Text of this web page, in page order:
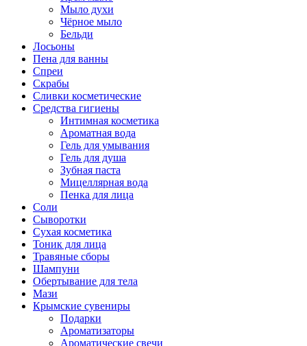
Мыло духи
Чёрное мыло
Бельди
Лосьоны
Пена для ванны
Спреи
Скрабы
Сливки косметические
Средства гигиены
Интимная косметика
Ароматная вода
Гель для умывания
Гель для душа
Зубная паста
Мицеллярная вода
Пенка для лица
Соли
Сыворотки
Сухая косметика
Тоник для лица
Травяные сборы
Шампуни
Обертывание для тела
Мази
Крымские сувениры
Подарки
Ароматизаторы
Ароматические свечи